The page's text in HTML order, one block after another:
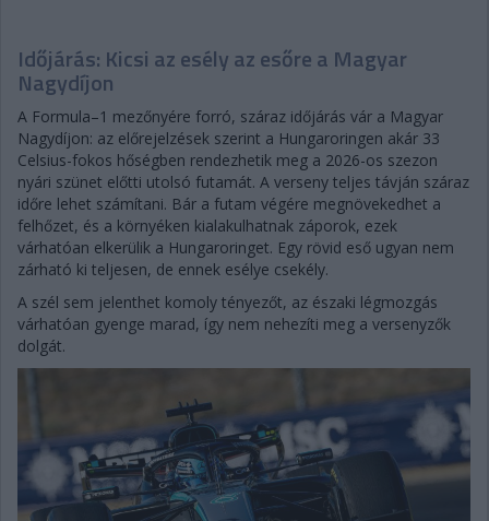
Időjárás: Kicsi az esély az esőre a Magyar
Nagydíjon
A Formula–1 mezőnyére forró, száraz időjárás vár a Magyar
Nagydíjon: az előrejelzések szerint a Hungaroringen akár 33
Celsius-fokos hőségben rendezhetik meg a 2026-os szezon
nyári szünet előtti utolsó futamát. A verseny teljes távján száraz
időre lehet számítani. Bár a futam végére megnövekedhet a
felhőzet, és a környéken kialakulhatnak záporok, ezek
várhatóan elkerülik a Hungaroringet. Egy rövid eső ugyan nem
zárható ki teljesen, de ennek esélye csekély.
A szél sem jelenthet komoly tényezőt, az északi légmozgás
várhatóan gyenge marad, így nem nehezíti meg a versenyzők
dolgát.